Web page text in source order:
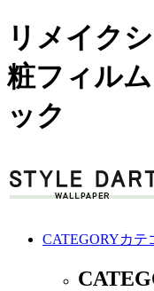
リメイク
粧フィル
ック
CATEGORYカテ